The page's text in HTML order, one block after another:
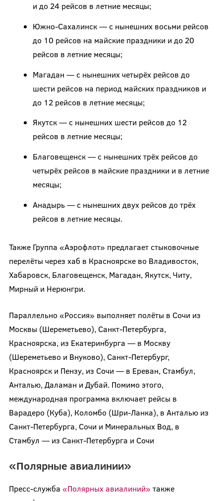
и до 24 рейсов в летние месяцы;
Южно-Сахалинск — с нынешних восьми рейсов
до 10 рейсов на майские праздники и до 20
рейсов в летние месяцы;
Магадан — с нынешних четырёх рейсов до
шести рейсов на период майских праздников и
до 12 рейсов в летние месяцы;
Якутск — с нынешних шести рейсов до 12
рейсов в летние месяцы;
Благовещенск — с нынешних трёх рейсов до
четырёх рейсов в майские праздники и в летние
месяцы;
Анадырь — с нынешних двух рейсов до трёх
рейсов в летние месяцы.
Также Группа «Аэрофлот» предлагает стыковочные
перелёты через хаб в Красноярске во Владивосток,
Хабаровск, Благовещенск, Магадан, Якутск, Читу,
Мирный и Нерюнгри.
Параллельно «Россия» выполняет полёты в Сочи из
Москвы (Шереметьево), Санкт-Петербурга,
Красноярска, из Екатеринбурга — в Москву
(Шереметьево и Внуково), Санкт-Петербург,
Красноярск и Пензу, из Сочи — в Ереван, Стамбул,
Анталью, Даламан и Дубай. Помимо этого,
международная программа включает рейсы в
Варадеро (Куба), Коломбо (Шри-Ланка), в Анталью из
Санкт-Петербурга, Сочи и Минеральных Вод, в
Стамбул — из Санкт-Петербурга и Сочи
«Полярные авиалинии»
Пресс-служба «Полярных авиалиний» также